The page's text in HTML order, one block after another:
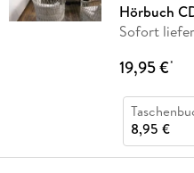
Hörbuch
Sofort
19,95 €*
8,95 €